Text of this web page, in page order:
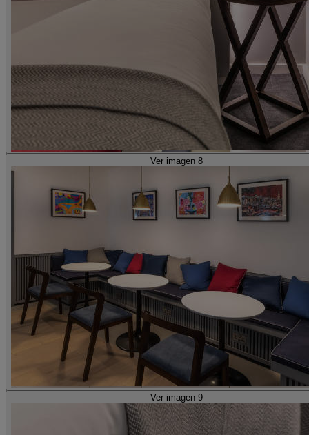
Ver imagen 8
Ver imagen 9